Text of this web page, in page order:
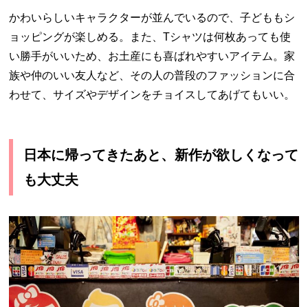
かわいらしいキャラクターが並んでいるので、子どももシ
ョッピングが楽しめる。また、Tシャツは何枚あっても使
い勝手がいいため、お土産にも喜ばれやすいアイテム。家
族や仲のいい友人など、その人の普段のファッションに合
わせて、サイズやデザインをチョイスしてあげてもいい。
日本に帰ってきたあと、新作が欲しくなって
も大丈夫